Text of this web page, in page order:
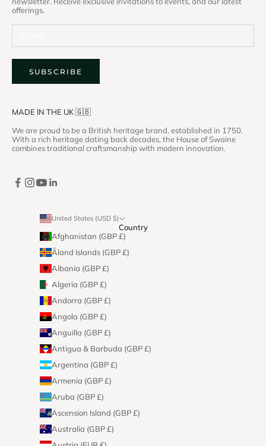
offerings.
SUBSCRIBE
MADE IN THE UK 🇬🇧
We are proud to be a British heritage brand, established in 1750.
With a rich heritage dating back decades, the House of Swaine
combines traditional craftsmanship with modern innovation.
United States (USD $)
Country
Afghanistan (GBP £)
Åland Islands (GBP £)
Albania (GBP £)
Algeria (GBP £)
Andorra (GBP £)
Angola (GBP £)
Anguilla (GBP £)
Antigua & Barbuda (GBP £)
Argentina (GBP £)
Armenia (GBP £)
Aruba (GBP £)
Ascension Island (GBP £)
Australia (GBP £)